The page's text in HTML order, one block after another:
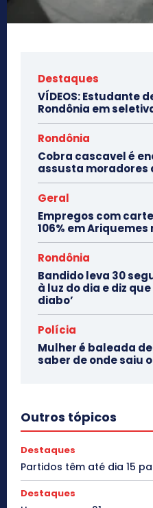
Destaques
VÍDEOS: Estudante
Rondônia em
Rondônia
Cobra cascavel é
assusta moradores
Geral
Empregos com
106% em Ariquemes
Rondônia
Bandido leva 30
à luz do dia e diz
diabo’
Polícia
Mulher é baleada
saber de onde saiu
Outros tópicos
Destaques
Partidos têm até dia 15
Destaques